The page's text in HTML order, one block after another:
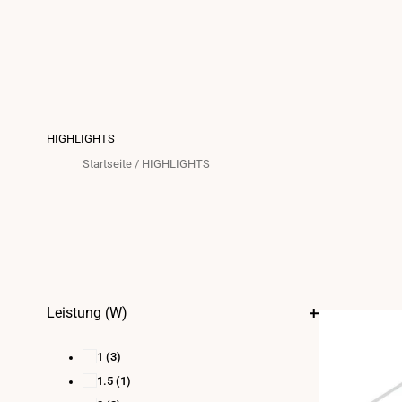
HIGHLIGHTS
Startseite / HIGHLIGHTS
Leistung (W)
1 (3)
1.5 (1)